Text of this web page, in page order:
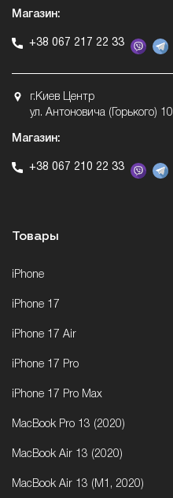
Магазин:
+38 067 217 22 33
г.Киев Центр
ул. Антоновича (Горького) 10
Магазин:
+38 067 210 22 33
Товары
iPhone
iPhone 17
iPhone 17 Air
iPhone 17 Pro
iPhone 17 Pro Max
MacBook Pro 13 (2020)
MacBook Air 13 (2020)
MacBook Air 13 (M1, 2020)